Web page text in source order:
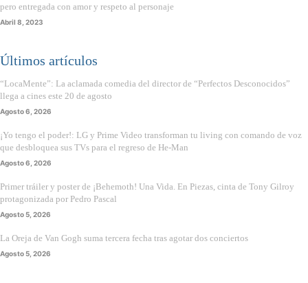
pero entregada con amor y respeto al personaje
Abril 8, 2023
Últimos artículos
“LocaMente”: La aclamada comedia del director de “Perfectos Desconocidos”
llega a cines este 20 de agosto
Agosto 6, 2026
¡Yo tengo el poder!: LG y Prime Video transforman tu living con comando de voz
que desbloquea sus TVs para el regreso de He-Man
Agosto 6, 2026
Primer tráiler y poster de ¡Behemoth! Una Vida. En Piezas, cinta de Tony Gilroy
protagonizada por Pedro Pascal
Agosto 5, 2026
La Oreja de Van Gogh suma tercera fecha tras agotar dos conciertos
Agosto 5, 2026